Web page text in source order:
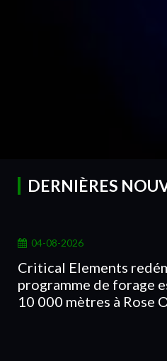
DERNIÈRES
04-08-2026
Critical Elements
programme de forage
10 000 mètres à Rose